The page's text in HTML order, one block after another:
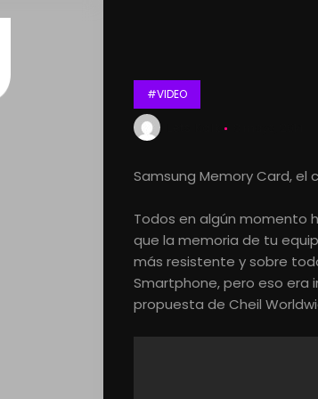
#VIDEO
Samsung Memory Card,
Todos en algún momento
que la memoria de tu
más resistente y sobre
Smartphone, pero eso era
propuesta de Cheil